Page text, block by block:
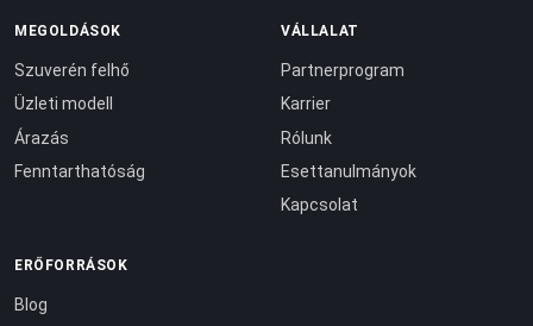
MEGOLDÁSOK
Szuverén felhő
Üzleti modell
Árazás
Fenntarthatóság
VÁLLALAT
Partnerprogram
Karrier
Rólunk
Esettanulmányok
Kapcsolat
ERŐFORRÁSOK
Blog